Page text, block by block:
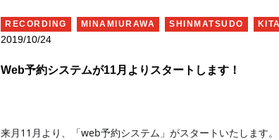
RECORDING MINAMIURAWA SHINMATSUDO
2019/10/24
Web予約システムが11月よりスタートします！
来月11月より、「web予約システム」がスタートいたします。